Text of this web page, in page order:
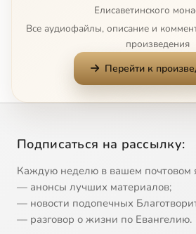
Заупокойная ектения*
Херувимская песнь*
Просительная ектения*
14 Милость мира*
16 Един Свят*
17 Видехом Свет Истинный*
Елисаветинского
Все аудиофайлы, описание и
произведения
Перейти к
Подписаться на рассылку:
Каждую неделю в вашем почтовом
— анонсы лучших материалов;
— новости подопечных
— разговор о жизни по Евангелию.